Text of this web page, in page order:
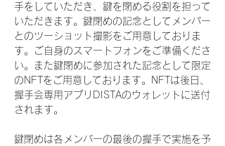
手をしていただき、鍵を閉める役割を担って
いただきます。鍵閉めの記念としてメンバー
とのツーショット撮影をご用意しておりま
す。ご自身のスマートフォンをご準備くださ
い。また鍵閉めに参加された記念として限定
のNFTをご用意しております。NFTは後日、
握手会専用アプリDISTAのウォレットに送付
されます。
鍵閉めは各メンバーの最後の握手で実施を予